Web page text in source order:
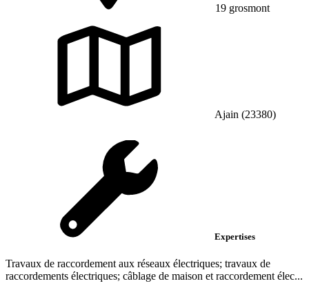
19 grosmont
Ajain (23380)
Expertises
Travaux de raccordement aux réseaux électriques; travaux de
raccordements électriques; câblage de maison et raccordement élec...